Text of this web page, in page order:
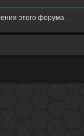
этого форума.